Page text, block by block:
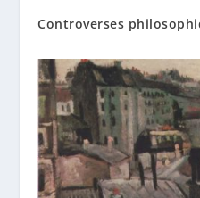
Controverses